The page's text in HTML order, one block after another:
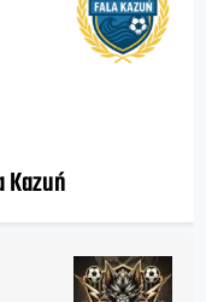
Kazuń